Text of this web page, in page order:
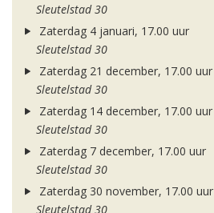
Sleutelstad 30
Zaterdag 4 januari, 17.00 uur
Sleutelstad 30
Zaterdag 21 december, 17.00 uur
Sleutelstad 30
Zaterdag 14 december, 17.00 uur
Sleutelstad 30
Zaterdag 7 december, 17.00 uur
Sleutelstad 30
Zaterdag 30 november, 17.00 uur
Sleutelstad 30